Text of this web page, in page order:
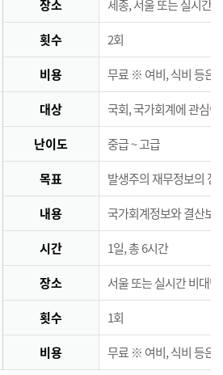
장소 세종, 서울 또는 실시간
횟수 2회
비용 무료 ※ 여비, 식비 등은
대상 국회, 국가회계에 관심
난이도 중급 ~ 고급
목표 발생주의 재무정보의 정
내용 국가회계정보와 결산보
시간 1일, 총 6시간
장소 서울 또는 실시간 비대
횟수 1회
비용 무료 ※ 여비, 식비 등은